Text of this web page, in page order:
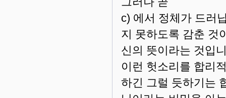
c) 에서 정체가 드러
지 못하도록 감춘 것
신의 뜻이라는 것입
이런 헛소리를 합리
하긴 그럴 듯하기는